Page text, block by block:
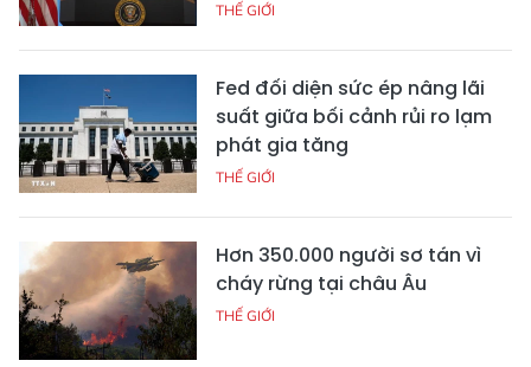
THẾ GIỚI
Fed đối diện sức ép nâng lãi
suất giữa bối cảnh rủi ro lạm
phát gia tăng
THẾ GIỚI
Hơn 350.000 người sơ tán vì
cháy rừng tại châu Âu
THẾ GIỚI